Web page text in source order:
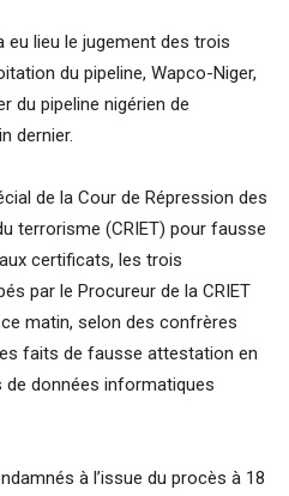
eu lieu le jugement des trois
du pipeline, Wapco-Niger,
du pipeline nigérien de
dernier.
de la Cour de Répression des
terrorisme (CRIET) pour fausse
certificats, les trois
par le Procureur de la CRIET
matin, selon des confrères
faits de fausse attestation en
de données informatiques
à l’issue du procès à 18